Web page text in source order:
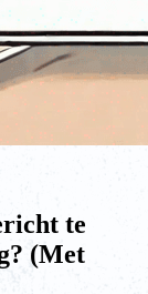
te
(Met